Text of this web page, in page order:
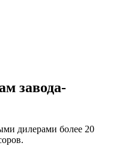
завода-
дилерами более 20